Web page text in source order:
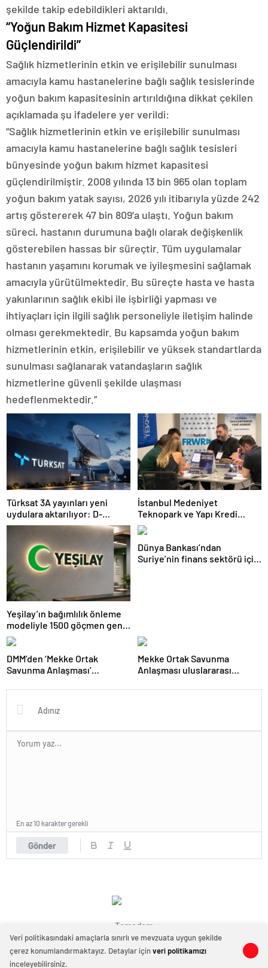
0 0
şekilde takip edebildikleri aktarıldı.
“Yoğun Bakım Hizmet Kapasitesi
Güçlendirildi”
Sağlık hizmetlerinin etkin ve erişilebilir sunulması
amacıyla kamu hastanelerine bağlı sağlık tesislerinde
yoğun bakım kapasitesinin artırıldığına dikkat çekilen
açıklamada şu ifadelere yer verildi:
“Sağlık hizmetlerinin etkin ve erişilebilir sunulması
amacıyla kamu hastanelerine bağlı sağlık tesisleri
bünyesinde yoğun bakım hizmet kapasitesi
güçlendirilmiştir. 2008 yılında 13 bin 965 olan toplam
yoğun bakım yatak sayısı, 2026 yılı itibarıyla yüzde 242
artış göstererek 47 bin 809’a ulaştı. Yoğun bakım
süreci, hastanın durumuna bağlı olarak değişkenlik
gösterebilen hassas bir süreçtir. Tüm uygulamalar
hastanın yaşamını korumak ve iyileşmesini sağlamak
amacıyla yürütülmektedir. Bu süreçte hasta ve hasta
yakınlarının sağlık ekibi ile işbirliği yapması ve
ihtiyaçları için ilgili sağlık personeliyle iletişim halinde
olması gerekmektedir. Bu kapsamda yoğun bakım
hizmetlerinin etkin, erişilebilir ve yüksek standartlarda
sunulması sağlanarak vatandaşların sağlık
hizmetlerine güvenli şekilde ulaşması
hedeflenmektedir.”
Türksat 3A yayınları yeni
uydulara aktarılıyor: D-
Smart’tan kritik uyarı
İstanbul Medeniyet
Teknopark ve Yapı Kredi
FRWRD’den açık inovasyon
buluşması
Yeşilay’ın bağımlılık önleme
modeliyle 1500 göçmen genç
güvenli geleceğe hazırlandı
Dünya Bankası’ndan
Suriye’nin finans sektörü için
DMM’den ‘Mekke Ortak
Savunma Anlaşması’
Mekke Ortak Savunma
Anlaşması uluslararası
Gönder
En az 10 karakter gerekli
Temadam
Veri politikasındaki amaçlarla sınırlı ve mevzuata uygun şekilde
çerez konumlandırmaktayız. Detaylar içinveri politikamızı
inceleyebilirsiniz.